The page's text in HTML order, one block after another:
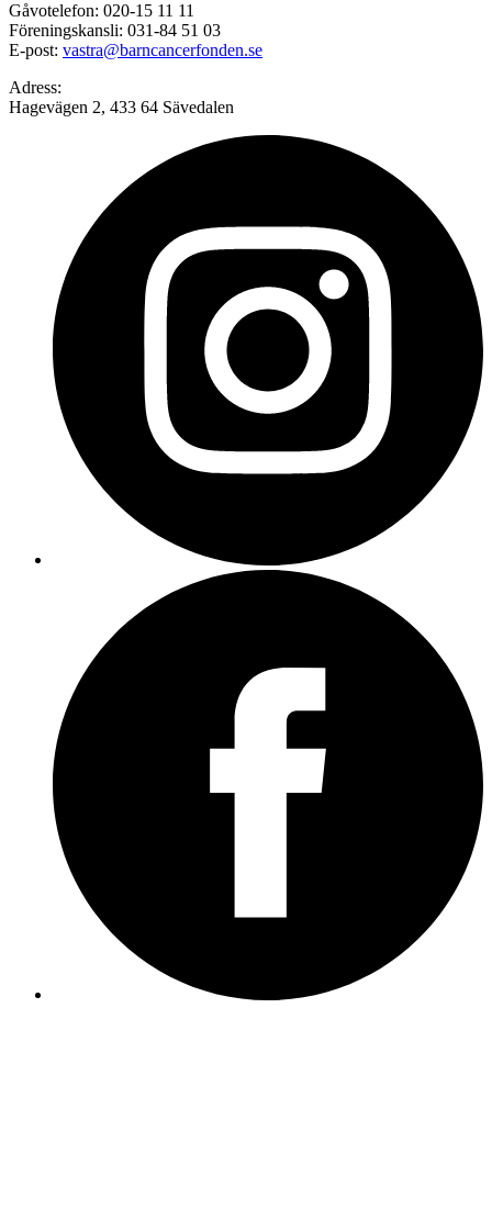
Gåvotelefon: 020-15 11 11
Föreningskansli: 031-84 51 03
E-post: vastra@barncancerfonden.se
Adress:
Hagevägen 2, 433 64 Sävedalen